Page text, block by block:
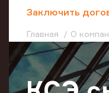
Заключить
Главная О